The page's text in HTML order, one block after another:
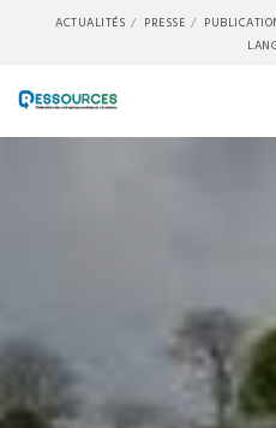
ACTUALITÉS PRESSE